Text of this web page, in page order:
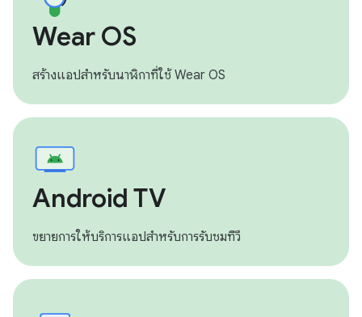
Wear OS
สร้างแอปสำหรับนาฬิกาที่ใช้ Wear OS
Android TV
ขยายการให้บริการแอปสำหรับการรับชมทีวี